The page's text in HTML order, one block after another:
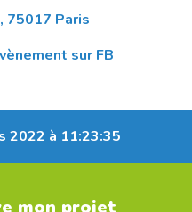
75017 Paris
sur FB
2022 à 11:23:35
mon projet